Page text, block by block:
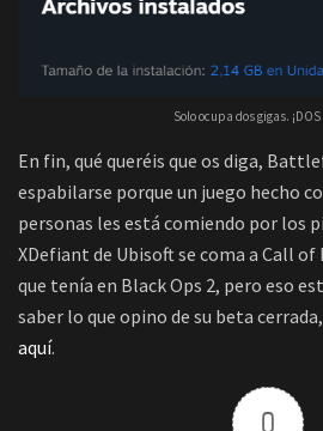
Solo ocupa dos gigas.
En fin, qué queréis que os diga,
espabilarse porque un juego hecho
personas les está comiendo por los
XDefiant de Ubisoft se coma a Call
que tenía en Black Ops 2, pero eso
saber lo que opino de su beta
aquí.
0